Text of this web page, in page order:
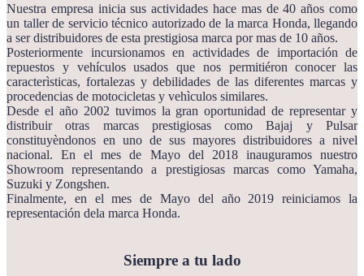
Nuestra empresa inicia sus actividades hace mas de 40 años como
un taller de servicio técnico autorizado de la marca Honda, llegando
a ser distribuidores de esta prestigiosa marca por mas de 10 años.
Posteriormente incursionamos en actividades de importación de
repuestos y vehículos usados que nos permitiéron conocer las
caracterìsticas, fortalezas y debilidades de las diferentes marcas y
procedencias de motocicletas y vehìculos similares.
Desde el año 2002 tuvimos la gran oportunidad de representar y
distribuir otras marcas prestigiosas como Bajaj y Pulsar
constituyèndonos en uno de sus mayores distribuidores a nivel
nacional. En el mes de Mayo del 2018 inauguramos nuestro
Showroom representando a prestigiosas marcas como Yamaha,
Suzuki y Zongshen.
Finalmente, en el mes de Mayo del año 2019 reiniciamos la
representación dela marca Honda.
Siempre a tu lado